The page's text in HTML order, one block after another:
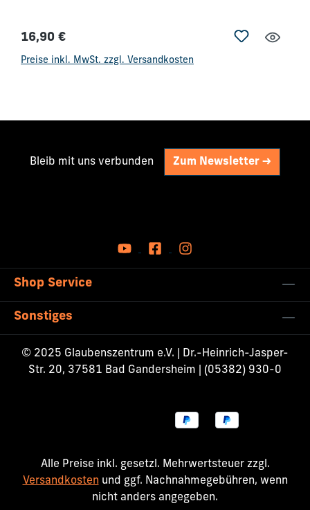
Regulärer Preis:
16,90 €
Preise inkl. MwSt. zzgl. Versandkosten
Bleib mit uns verbunden Zum Newsletter ->
Shop Service
Sonstiges
© 2025 Glaubenszentrum e.V. | Dr.-Heinrich-Jasper-
Str. 20, 37581 Bad Gandersheim | (05382) 930-0
Alle Preise inkl. gesetzl. Mehrwertsteuer zzgl.
Versandkosten und ggf. Nachnahmegebühren, wenn
nicht anders angegeben.